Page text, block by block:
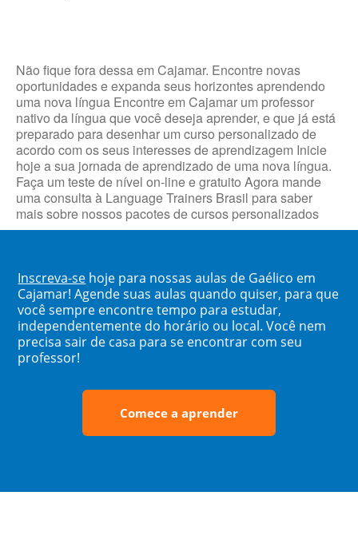
Não fique fora dessa em Cajamar. Encontre novas
oportunidades e expanda seus horizontes aprendendo
uma nova língua Encontre em Cajamar um professor
nativo da língua que você deseja aprender, e que já está
preparado para desenhar um curso personalizado de
acordo com os seus interesses de aprendizagem Inicie
hoje a sua jornada de aprendizado de uma nova língua.
Faça um teste de nível on-line e gratuito Agora mande
uma consulta à Language Trainers Brasil para saber
mais sobre nossos pacotes de cursos personalizados
Inscreva-se hoje para nossas aulas de Gaélico em
Cajamar! Agende suas aulas quando quiser, para que
você sempre encontre tempo para estudar,
independentemente do horário ou local. Você nem
precisa sair de casa para se encontrar com seu
professor!
Comece a aprender